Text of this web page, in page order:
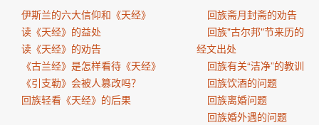
伊斯兰的六大信仰和《天经》
读《天经》的益处
读《天经》的劝告
《古兰经》是怎样看待《天经》
《引支勒》会被人篡改吗？
回族轻看《天经》的后果
回族斋月封斋的劝告
回族"古尔邦"节来历的
经文出处
回族有关“洁净”的教训
回族饮酒的问题
回族离婚问题
回族婚外遇的问题